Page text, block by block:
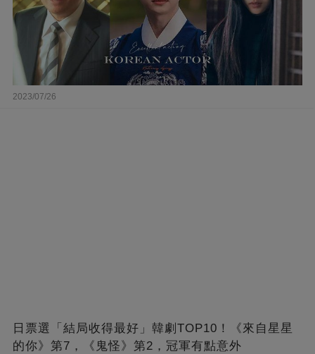
2023/07/26
日票選「結局收得最好」韓劇TOP10！《來自星星
的你》第7，《鬼怪》第2，冠軍有點意外